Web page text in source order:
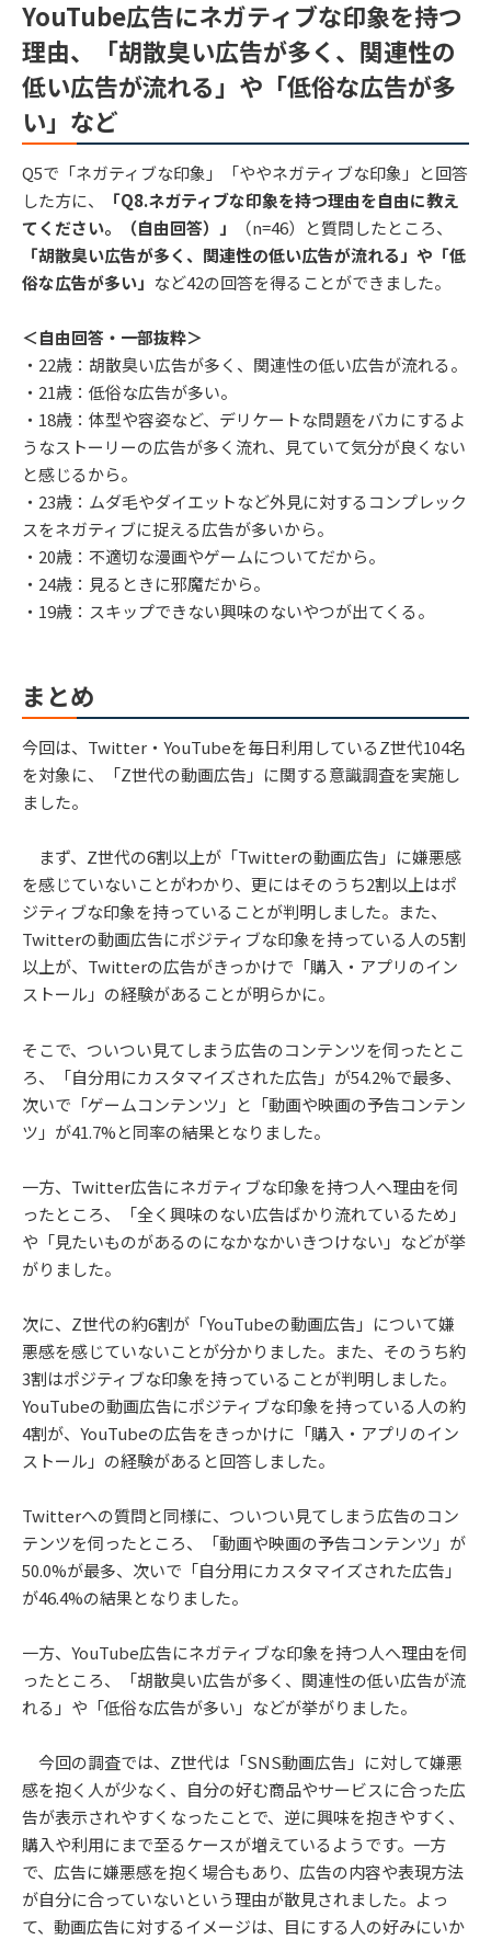
YouTube広告にネガティブな印象を持つ
理由、「胡散臭い広告が多く、関連性の
低い広告が流れる」や「低俗な広告が多
い」など
Q5で「ネガティブな印象」「ややネガティブな印象」と回答
した方に、
「Q8.ネガティブな印象を持つ理由を自由に教え
てください。（自由回答）」
（n=46）と質問したところ、
「胡散臭い広告が多く、関連性の低い広告が流れる」や「低
俗な広告が多い」 など42の回答を得ることができました。
＜自由回答・一部抜粋＞
・22歳：胡散臭い広告が多く、関連性の低い広告が流れる。
・21歳：低俗な広告が多い。
・18歳：体型や容姿など、デリケートな問題をバカにするよ
うなストーリーの広告が多く流れ、見ていて気分が良くない
と感じるから。
・23歳：ムダ毛やダイエットなど外見に対するコンプレック
スをネガティブに捉える広告が多いから。
・20歳：不適切な漫画やゲームについてだから。
・24歳：見るときに邪魔だから。
・19歳：スキップできない興味のないやつが出てくる。
まとめ
今回は、Twitter・YouTubeを毎日利用しているZ世代104名
を対象に、「Z世代の動画広告」に関する意識調査を実施し
ました。
まず、Z世代の6割以上が「Twitterの動画広告」に嫌悪感
を感じていないことがわかり、更にはそのうち2割以上はポ
ジティブな印象を持っていることが判明しました。また、
Twitterの動画広告にポジティブな印象を持っている人の5割
以上が、Twitterの広告がきっかけで「購入・アプリのイン
ストール」の経験があることが明らかに。
そこで、ついつい見てしまう広告のコンテンツを伺ったとこ
ろ、「自分用にカスタマイズされた広告」が54.2%で最多、
次いで「ゲームコンテンツ」と「動画や映画の予告コンテン
ツ」が41.7%と同率の結果となりました。
一方、Twitter広告にネガティブな印象を持つ人へ理由を伺
ったところ、「全く興味のない広告ばかり流れているため」
や「見たいものがあるのになかなかいきつけない」などが挙
がりました。
次に、Z世代の約6割が「YouTubeの動画広告」について嫌
悪感を感じていないことが分かりました。また、そのうち約
3割はポジティブな印象を持っていることが判明しました。
YouTubeの動画広告にポジティブな印象を持っている人の約
4割が、YouTubeの広告をきっかけに「購入・アプリのイン
ストール」の経験があると回答しました。
Twitterへの質問と同様に、ついつい見てしまう広告のコン
テンツを伺ったところ、「動画や映画の予告コンテンツ」が
50.0%が最多、次いで「自分用にカスタマイズされた広告」
が46.4%の結果となりました。
一方、YouTube広告にネガティブな印象を持つ人へ理由を伺
ったところ、「胡散臭い広告が多く、関連性の低い広告が流
れる」や「低俗な広告が多い」などが挙がりました。
今回の調査では、Z世代は「SNS動画広告」に対して嫌悪
感を抱く人が少なく、自分の好む商品やサービスに合った広
告が表示されやすくなったことで、逆に興味を抱きやすく、
購入や利用にまで至るケースが増えているようです。一方
で、広告に嫌悪感を抱く場合もあり、広告の内容や表現方法
が自分に合っていないという理由が散見されました。よっ
て、動画広告に対するイメージは、目にする人の好みにいか